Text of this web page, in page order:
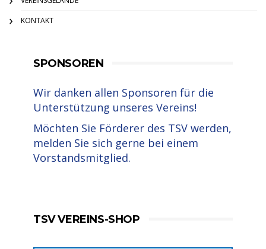
KONTAKT
SPONSOREN
Wir danken allen Sponsoren für die
Unterstützung unseres Vereins!
Möchten Sie Förderer des TSV werden,
melden Sie sich gerne bei einem
Vorstandsmitglied.
TSV VEREINS-SHOP